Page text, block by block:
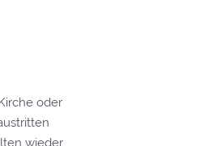
oder
wieder